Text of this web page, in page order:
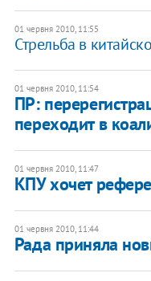
01 червня 2010, 11:55
Стрельба в
01 червня 2010, 11:54
ПР:
переходит в
01 червня 2010, 11:47
КПУ хочет
01 червня 2010, 11:44
Рада приняла